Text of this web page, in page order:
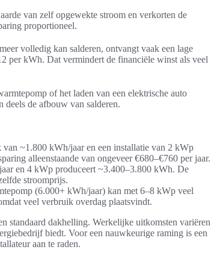
van zelf opgewekte stroom en verkorten de
proportioneel.
volledig kan salderen, ontvangt vaak een lage
per kWh. Dat vermindert de financiële winst als veel
of het laden van een elektrische auto
deels de afbouw van salderen.
van ~1.800 kWh/jaar en een installatie van 2 kWp
alleenstaande van ongeveer €680–€760 per jaar.
en 4 kWp produceert ~3.400–3.800 kWh. De
stroomprijs.
(6.000+ kWh/jaar) kan met 6–8 kWp veel
veel verbruik overdag plaatsvindt.
standaard dakhelling. Werkelijke uitkomsten variëren
biedt. Voor een nauwkeurige raming is een
aan te raden.